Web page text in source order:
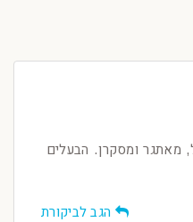
מאתגר ומסקרן. הבעלים
הגב לביקורת